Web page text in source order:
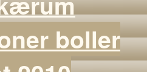
boller